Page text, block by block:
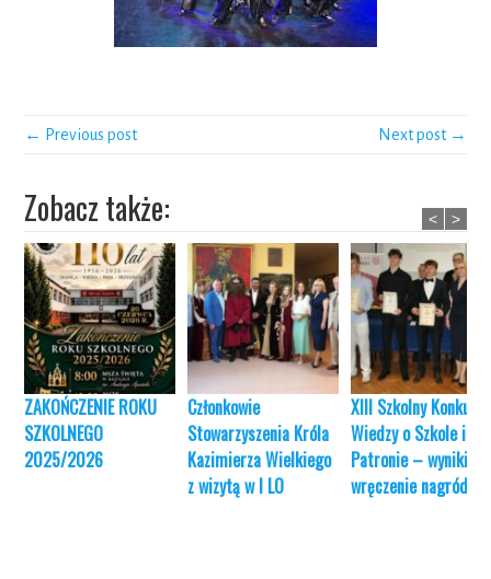
← Previous post Next post →
Zobacz także:
ZAKOŃCZENIE ROKU
SZKOLNEGO
2025/2026
Członkowie
Stowarzyszenia Króla
Kazimierza Wielkiego
z wizytą w I LO
XIII Szkolny Konkurs
Wiedzy o Szkole i jej
Patronie – wyniki i
wręczenie nagród
< >